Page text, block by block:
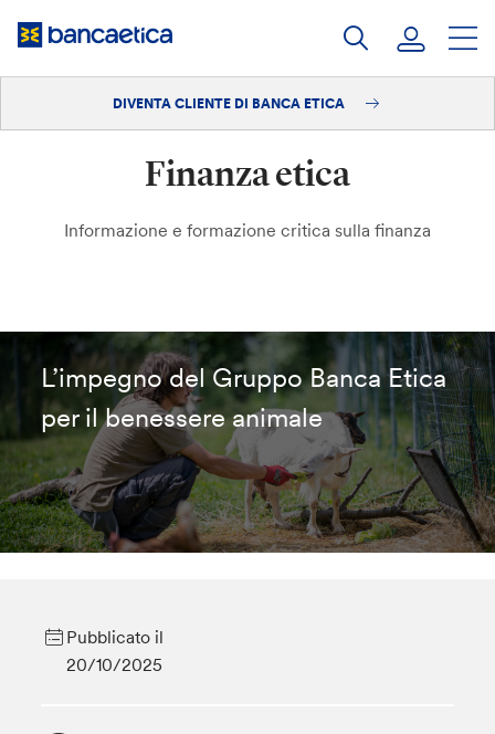
DIVENTA CLIENTE DI BANCA ETICA
Finanza etica
Informazione e formazione critica sulla finanza
L’impegno del Gruppo Banca Etica
per il benessere animale
Pubblicato il
20/10/2025